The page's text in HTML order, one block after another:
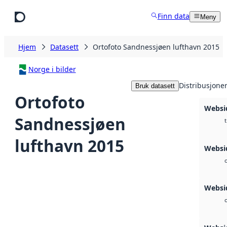
Finn data Meny
Hjem Datasett Ortofoto Sandnessjøen lufthavn 2015
Norge i bilder
Ortofoto
Sandnessjøen
lufthavn 2015
Bruk datasett Distribusjoner